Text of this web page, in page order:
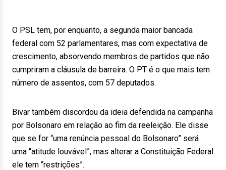
O PSL tem, por enquanto, a segunda maior bancada
federal com 52 parlamentares, mas com expectativa de
crescimento, absorvendo membros de partidos que não
cumpriram a cláusula de barreira. O PT é o que mais tem
número de assentos, com 57 deputados.
Bivar também discordou da ideia defendida na campanha
por Bolsonaro em relação ao fim da reeleição. Ele disse
que se for “uma renúncia pessoal do Bolsonaro” será
uma “atitude louvável”, mas alterar a Constituição Federal
ele tem “restrições”.